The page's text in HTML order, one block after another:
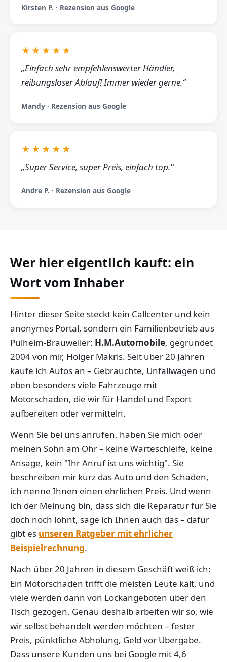
Kirsten P. · Rezension aus Google
★★★★★
„Einfach sehr empfehlenswerter Händler,
reibungsloser Ablauf! Immer wieder gerne.“
Mandy · Rezension aus Google
★★★★★
„Super Service, super Preis, einfach top.“
Andre P. · Rezension aus Google
Wer hier eigentlich kauft: ein
Wort vom Inhaber
Hinter dieser Seite steckt kein Callcenter und kein
anonymes Portal, sondern ein Familienbetrieb aus
Pulheim-Brauweiler: H.M.Automobile, gegründet
2004 von mir, Holger Makris. Seit über 20 Jahren
kaufe ich Autos an – Gebrauchte, Unfallwagen und
eben besonders viele Fahrzeuge mit
Motorschaden, die wir für Handel und Export
aufbereiten oder vermitteln.
Wenn Sie bei uns anrufen, haben Sie mich oder
meinen Sohn am Ohr – keine Warteschleife, keine
Ansage, kein "Ihr Anruf ist uns wichtig". Sie
beschreiben mir kurz das Auto und den Schaden,
ich nenne Ihnen einen ehrlichen Preis. Und wenn
ich der Meinung bin, dass sich die Reparatur für Sie
doch noch lohnt, sage ich Ihnen auch das – dafür
gibt es unseren Ratgeber mit ehrlicher
Beispielrechnung.
Nach über 20 Jahren in diesem Geschäft weiß ich:
Ein Motorschaden trifft die meisten Leute kalt, und
viele werden dann von Lockangeboten über den
Tisch gezogen. Genau deshalb arbeiten wir so, wie
wir selbst behandelt werden möchten – fester
Preis, pünktliche Abholung, Geld vor Übergabe.
Dass unsere Kunden uns bei Google mit 4,6